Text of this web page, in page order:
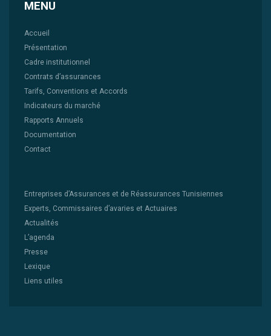
MENU
Accueil
Présentation
Cadre institutionnel
Contrats d’assurances
Tarifs, Conventions et Accords
Indicateurs du marché
Rapports Annuels
Documentation
Contact
Entreprises d’Assurances et de Réassurances Tunisiennes
Experts, Commissaires d’avaries et Actuaires
Actualités
L’agenda
Presse
Lexique
Liens utiles